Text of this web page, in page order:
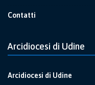
Contatti
Arcidiocesi di Udine
Arcidiocesi di Udine